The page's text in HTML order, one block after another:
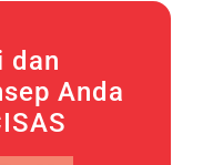
dan
Anda